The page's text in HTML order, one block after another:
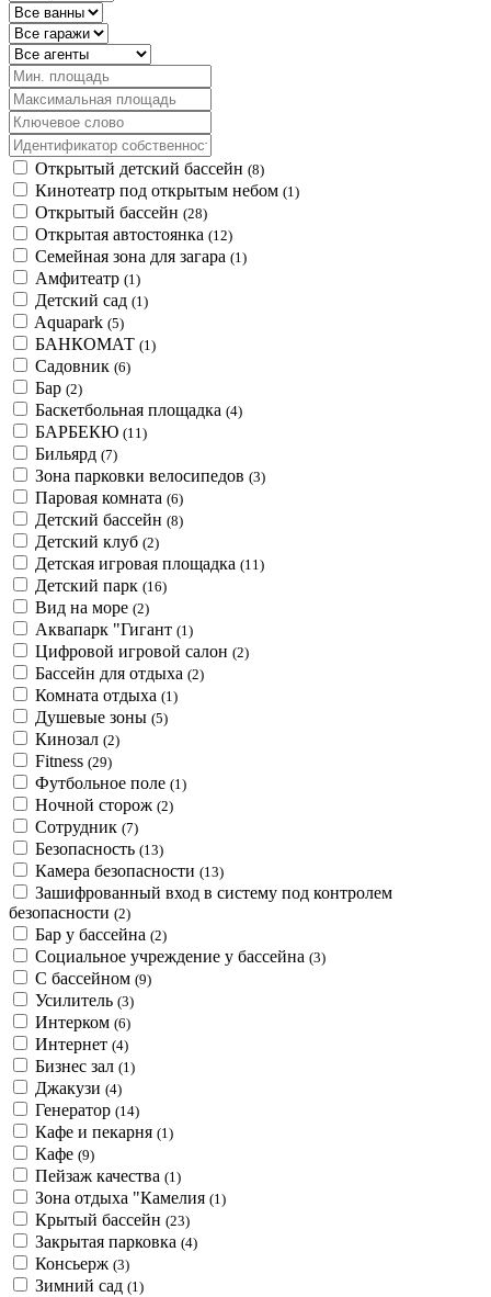
Открытый детский бассейн (8)
Кинотеатр под открытым небом (1)
Открытый бассейн (28)
Открытая автостоянка (12)
Семейная зона для загара (1)
Амфитеатр (1)
Детский сад (1)
Aquapark (5)
БАНКОМАТ (1)
Садовник (6)
Бар (2)
Баскетбольная площадка (4)
БАРБЕКЮ (11)
Бильярд (7)
Зона парковки велосипедов (3)
Паровая комната (6)
Детский бассейн (8)
Детский клуб (2)
Детская игровая площадка (11)
Детский парк (16)
Вид на море (2)
Аквапарк "Гигант (1)
Цифровой игровой салон (2)
Бассейн для отдыха (2)
Комната отдыха (1)
Душевые зоны (5)
Кинозал (2)
Fitness (29)
Футбольное поле (1)
Ночной сторож (2)
Сотрудник (7)
Безопасность (13)
Камера безопасности (13)
Зашифрованный вход в систему под контролем
безопасности (2)
Бар у бассейна (2)
Социальное учреждение у бассейна (3)
С бассейном (9)
Усилитель (3)
Интерком (6)
Интернет (4)
Бизнес зал (1)
Джакузи (4)
Генератор (14)
Кафе и пекарня (1)
Кафе (9)
Пейзаж качества (1)
Зона отдыха "Камелия (1)
Крытый бассейн (23)
Закрытая парковка (4)
Консьерж (3)
Зимний сад (1)